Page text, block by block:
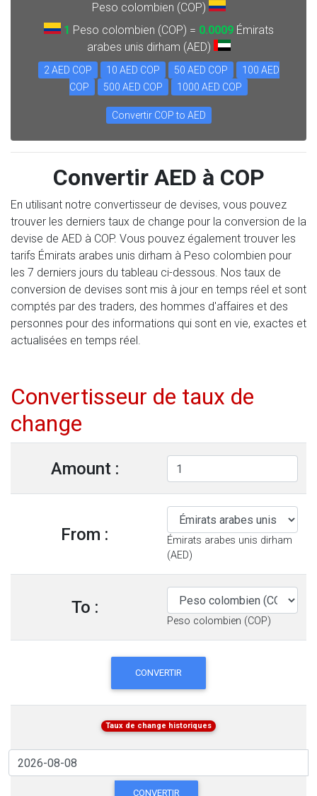
Peso colombien (COP)
1 Peso colombien (COP) = 0.0009Émirats
arabes unis dirham (AED)
2 AED COP 10 AED COP 50 AED COP
100 AED
COP
500 AED COP 1000 AED COP
Convertir COP to AED
Convertir AED à COP
En utilisant notre convertisseur de devises, vous pouvez
trouver les derniers taux de change pour la conversion de la
devise de AED à COP. Vous pouvez également trouver les
tarifs Émirats arabes unis dirham à Peso colombien pour
les 7 derniers jours du tableau ci-dessous. Nos taux de
conversion de devises sont mis à jour en temps réel et sont
comptés par des traders, des hommes d'affaires et des
personnes pour des informations qui sont en vie, exactes et
actualisées en temps réel.
Convertisseur de taux de
change
Amount :
From :
Émirats arabes unis dirham
(AED)
To :
Peso colombien (COP)
CONVERTIR
Taux de change historiques
CONVERTIR